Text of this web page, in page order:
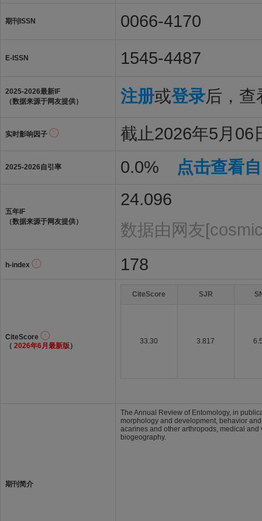
期刊ISSN 0066-4170
E-ISSN 1545-4487
2025-2026最新IF
（数据来源于网友提供）
注册或登录后，查
实时影响因子 截止2026年5月06
2025-2026自引率 0.0% 点击查看
五年IF
（数据来源于网友提供）
24.096
数据由网友
h-index 178
CiteScore
（ 2026年6月最新版 ）
CiteScore SJR
33.30 3.817
期刊简介
The Annual Review of Entomology, in
morphology and development, behavior
acarines and other arthropods, medical
biogeography.